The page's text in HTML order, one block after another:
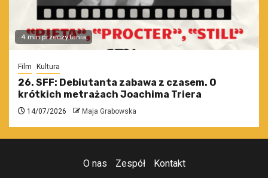
4 min przeczytania
Film Kultura
26. SFF: Debiutanta zabawa z czasem. O
krótkich metrażach Joachima Triera
14/07/2026 Maja Grabowska
O nas Zespół Kontakt